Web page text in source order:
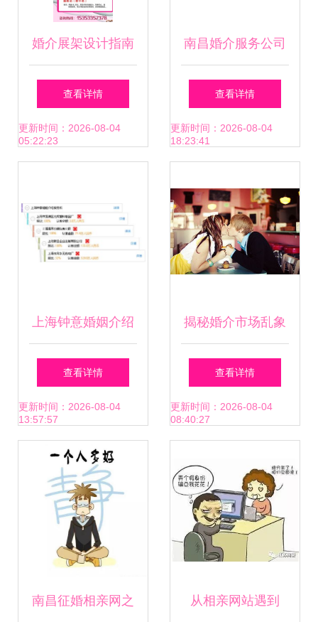
婚介展架设计指南
免费资源与灵感全
集
查看详情
更新时间：2026-08-04
05:22:23
南昌婚介服务公司
之挽回女朋友的误
区 婚姻介绍服务
查看详情
更新时间：2026-08-04
18:23:41
上海钟意婚姻介绍
服务所 专业婚介，
助您邂逅理想伴侣
查看详情
更新时间：2026-08-04
13:57:57
揭秘婚介市场乱象
高额会员费背
后，“定制服务”何
查看详情
更新时间：2026-08-04
08:40:27
南昌征婚相亲网之 从相亲网站遇到